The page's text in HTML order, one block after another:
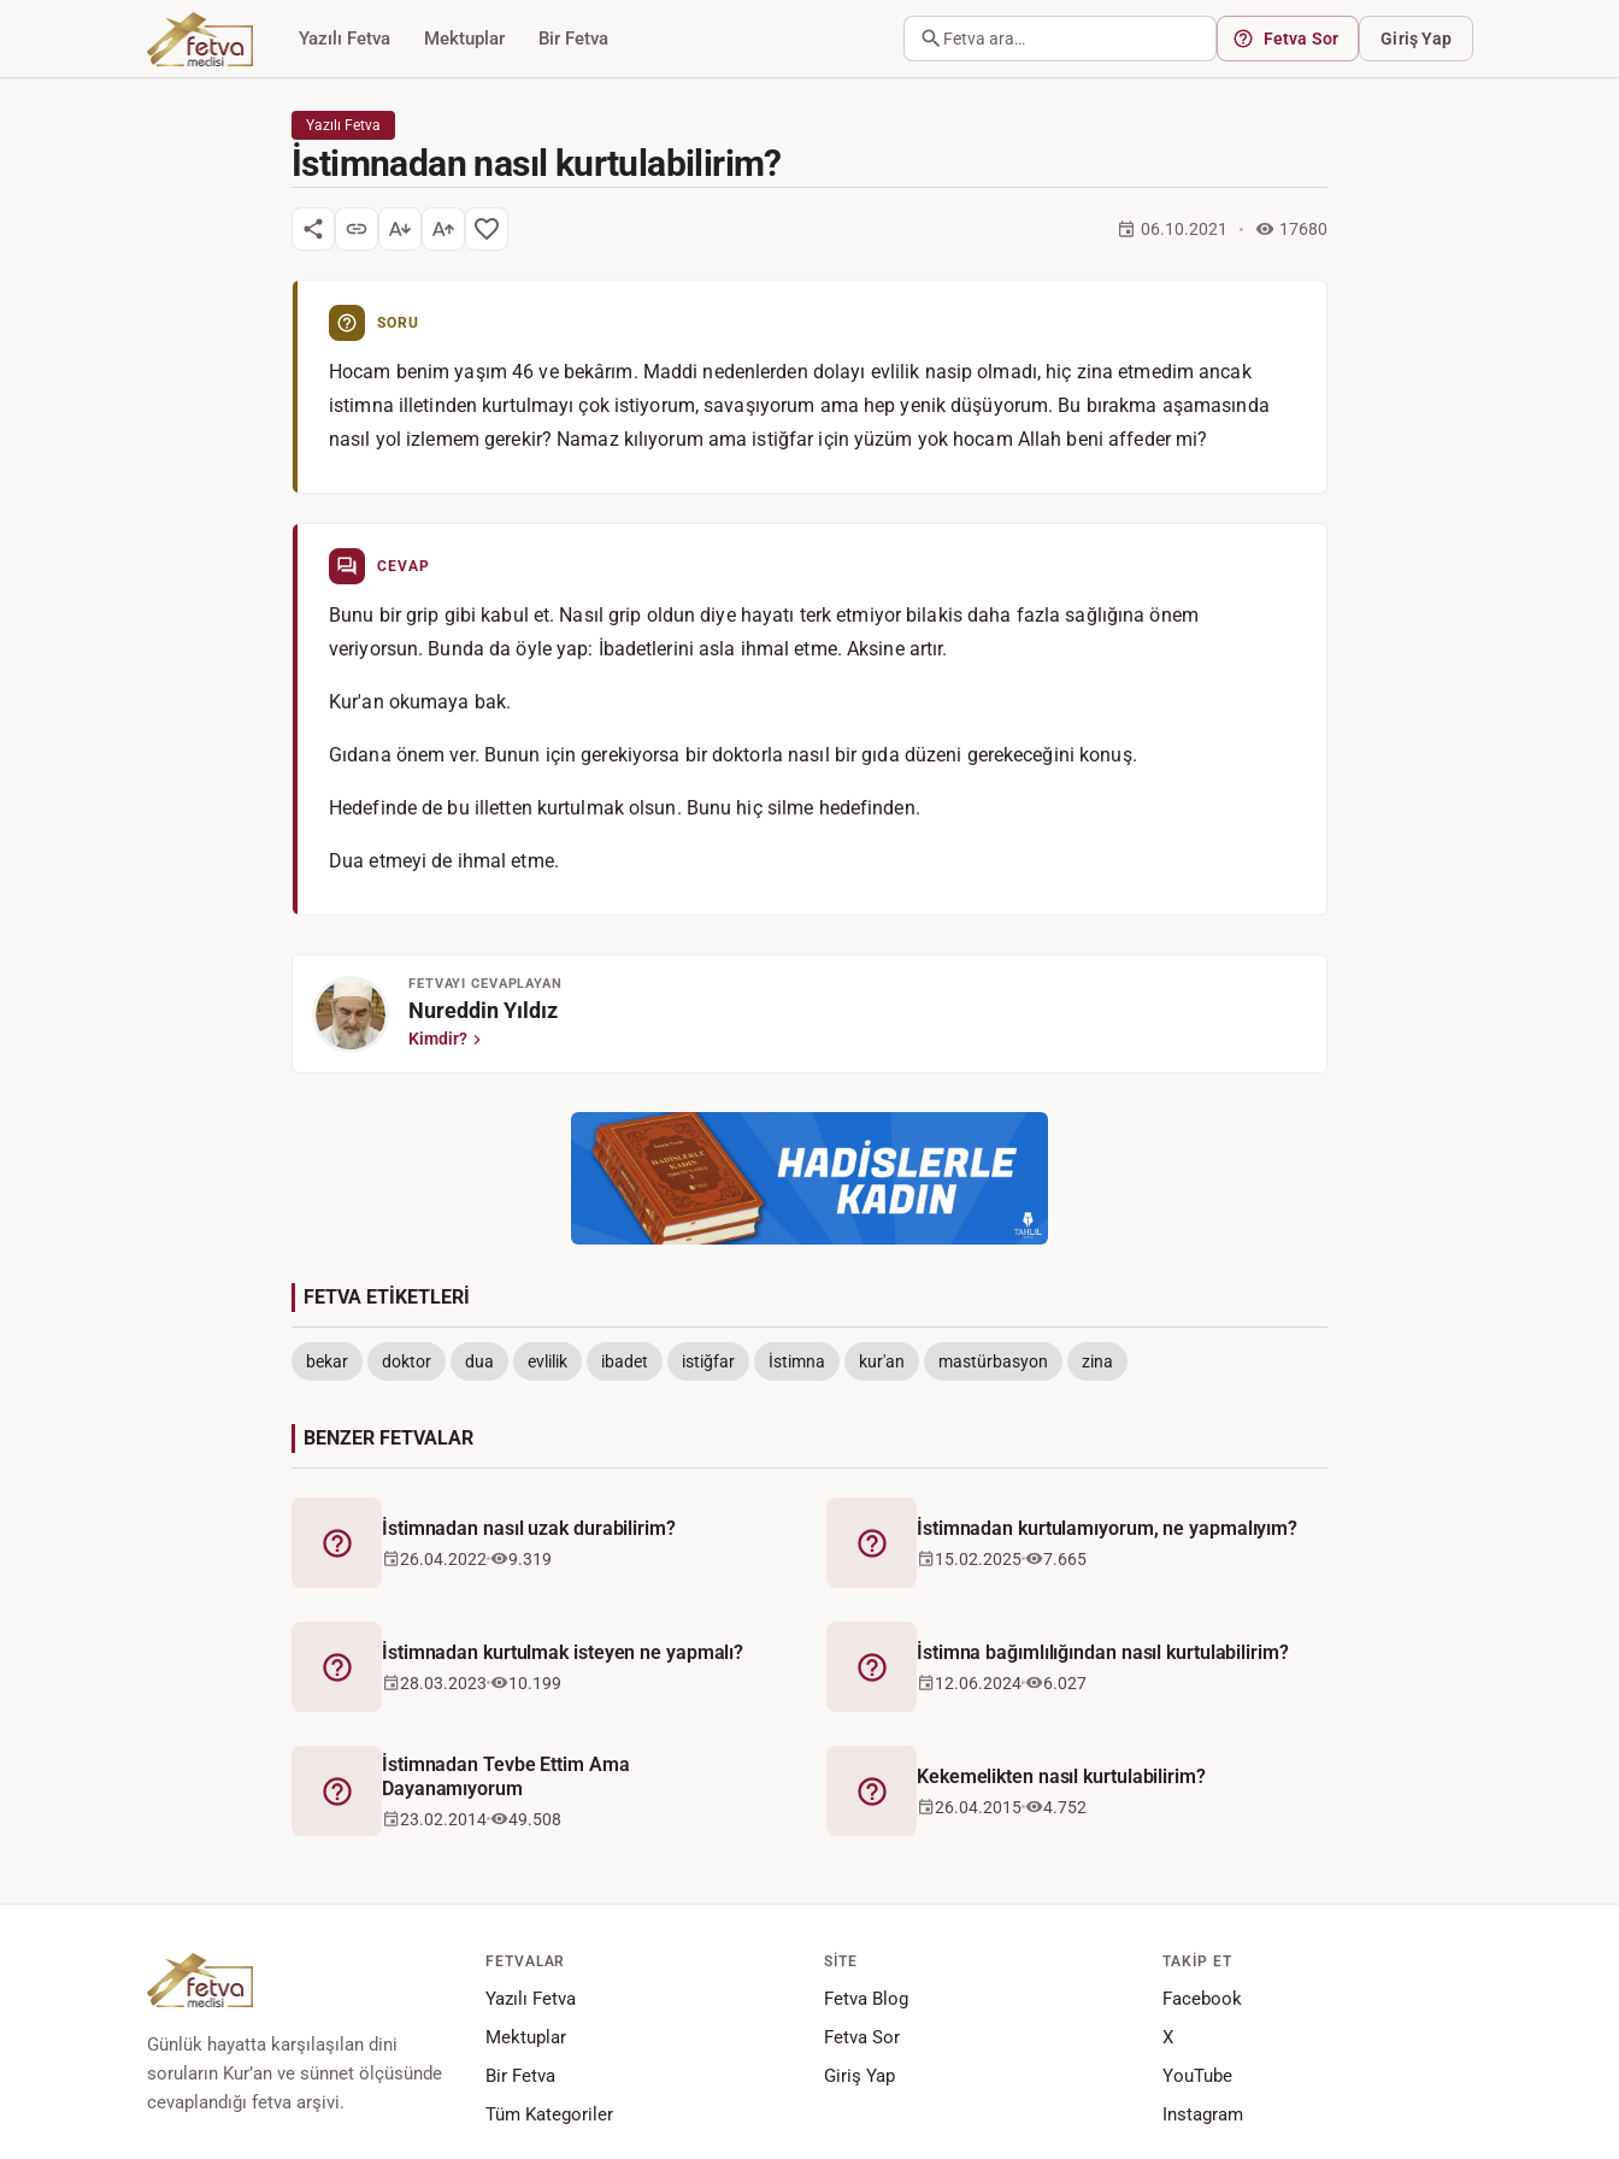
Yazılı Fetva Mektuplar Bir Fetva Fetva ara… Fetva Sor Giriş Yap
Yazılı Fetva
İstimnadan nasıl kurtulabilirim?
06.10.2021 17680
SORU
Hocam benim yaşım 46 ve bekârım. Maddi nedenlerden dolayı evlilik nasip olmadı, hiç zina etmedim ancak
istimna illetinden kurtulmayı çok istiyorum, savaşıyorum ama hep yenik düşüyorum. Bu bırakma aşamasında
nasıl yol izlemem gerekir? Namaz kılıyorum ama istiğfar için yüzüm yok hocam Allah beni affeder mi?
CEVAP
Bunu bir grip gibi kabul et. Nasıl grip oldun diye hayatı terk etmiyor bilakis daha fazla sağlığına önem
veriyorsun. Bunda da öyle yap: İbadetlerini asla ihmal etme. Aksine artır.
Kur'an okumaya bak.
Gıdana önem ver. Bunun için gerekiyorsa bir doktorla nasıl bir gıda düzeni gerekeceğini konuş.
Hedefinde de bu illetten kurtulmak olsun. Bunu hiç silme hedefinden.
Dua etmeyi de ihmal etme.
FETVAYI CEVAPLAYAN
Nureddin Yıldız
Kimdir?
FETVA ETİKETLERİ
bekar doktor dua evlilik ibadet istiğfar İstimna kur'an mastürbasyon zina
BENZER FETVALAR
Fetva
İstimnadan nasıl uzak durabilirim?
26.04.2022 9.319 Fetva
İstimnadan kurtulamıyorum, ne yapmalıyım?
15.02.2025 7.665
Fetva
İstimnadan kurtulmak isteyen ne yapmalı?
28.03.2023 10.199 Fetva
İstimna bağımlılığından nasıl kurtulabilirim?
12.06.2024 6.027
Fetva
İstimnadan Tevbe Ettim Ama
Dayanamıyorum
23.02.2014 49.508
Fetva
Kekemelikten nasıl kurtulabilirim?
26.04.2015 4.752
Günlük hayatta karşılaşılan dini
soruların Kur’an ve sünnet ölçüsünde
cevaplandığı fetva arşivi.
FETVALAR
Yazılı Fetva
Mektuplar
Bir Fetva
Tüm Kategoriler
SITE
Fetva Blog
Fetva Sor
Giriş Yap
TAKIP ET
Facebook
X
YouTube
Instagram